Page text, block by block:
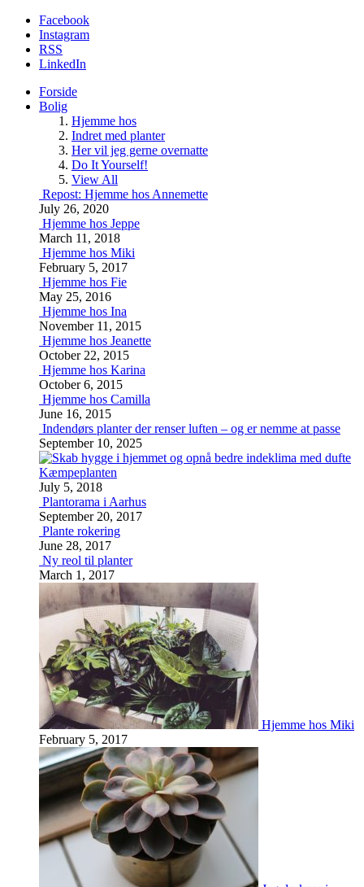
Facebook
Instagram
RSS
LinkedIn
Forside
Bolig
Hjemme hos
Indret med planter
Her vil jeg gerne overnatte
Do It Yourself!
View All
Repost: Hjemme hos Annemette
July 26, 2020
Hjemme hos Jeppe
March 11, 2018
Hjemme hos Miki
February 5, 2017
Hjemme hos Fie
May 25, 2016
Hjemme hos Ina
November 11, 2015
Hjemme hos Jeanette
October 22, 2015
Hjemme hos Karina
October 6, 2015
Hjemme hos Camilla
June 16, 2015
Indendørs planter der renser luften – og er nemme at passe
September 10, 2025
Kæmpeplanten
July 5, 2018
Plantorama i Aarhus
September 20, 2017
Plante rokering
June 28, 2017
Ny reol til planter
March 1, 2017
Hjemme hos Miki
February 5, 2017